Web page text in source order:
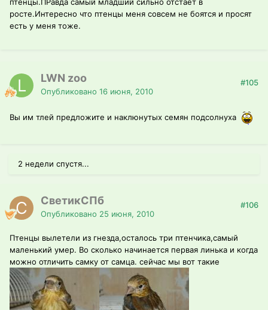
птенцы.ПРавда самый младший сильно отстает в
росте.Интересно что птенцы меня совсем не боятся и просят
есть у меня тоже.
LWN zoo
Опубликовано 16 июня, 2010
#105
Вы им тлей предложите и наклюнутых семян подсолнуха
2 недели спустя...
СветикСПб
Опубликовано 25 июня, 2010
#106
Птенцы вылетели из гнезда,осталось три птенчика,самый
маленький умер. Во сколько начинается первая линька и когда
можно отличить самку от самца. сейчас мы вот такие